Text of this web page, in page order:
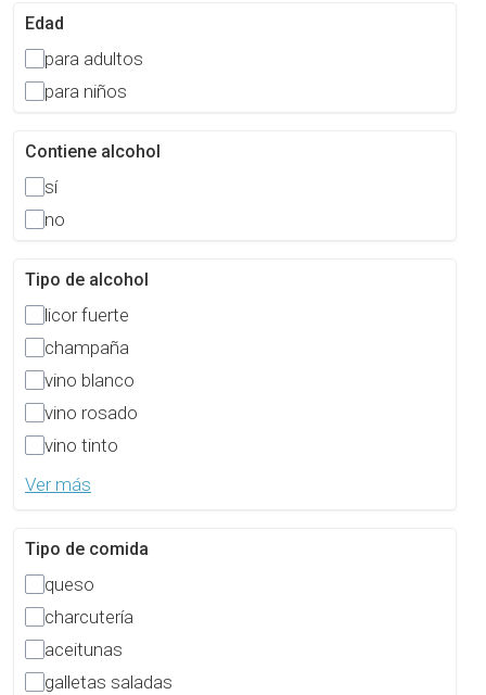
Edad
para adultos
para niños
Contiene alcohol
sí
no
Tipo de alcohol
licor fuerte
champaña
vino blanco
vino rosado
vino tinto
Ver más
Tipo de comida
queso
charcutería
aceitunas
galletas saladas